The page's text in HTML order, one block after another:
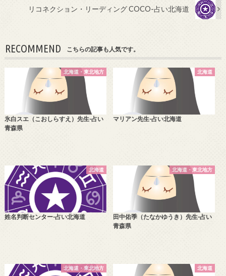
リコネクション・リーディング COCO-占い北海道
RECOMMEND こちらの記事も人気です。
北海道・東北地方
氷白スエ（こおしらすえ）先生-占い
青森県
北海道
マリアン先生-占い北海道
北海道
姓名判断センター-占い北海道
北海道・東北地方
田中佑季（たなかゆうき）先生-占い
青森県
北海道・東北地方 北海道